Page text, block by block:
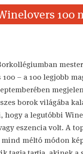
100
– a 100 legjobb
borok világába
a legutóbbi
eszencia volt. A
méltó módon